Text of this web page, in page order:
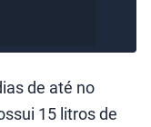
de até no
15 litros de